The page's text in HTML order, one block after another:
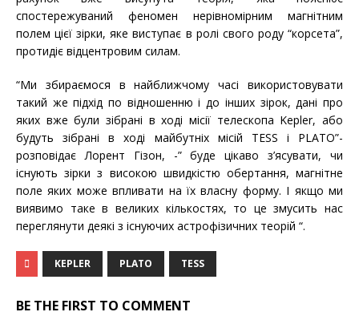
спостережуваний феномен нерівномірним магнітним
полем цієї зірки, яке виступає в ролі свого роду “корсета”,
протидіє відцентровим силам.
“Ми збираємося в найближчому часі використовувати
такий же підхід по відношенню і до інших зірок, дані про
яких вже були зібрані в ході місії телескопа Kepler, або
будуть зібрані в ході майбутніх місій TESS і PLATO”-
розповідає Лорент Гізон, -” буде цікаво з’ясувати, чи
існують зірки з високою швидкістю обертання, магнітне
поле яких може впливати на їх власну форму. І якщо ми
виявимо таке в великих кількостях, то це змусить нас
переглянути деякі з існуючих астрофізичних теорій “.
KEPLER PLATO TESS
BE THE FIRST TO COMMENT